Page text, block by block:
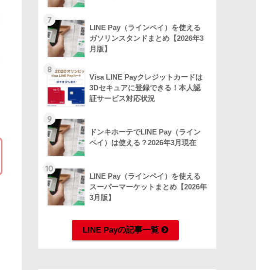
7
LINE Pay（ラインペイ）を使える
ガソリンスタンドまとめ【2026年3
月版】
8
Visa LINE Payクレジットカードは
3Dセキュアに登録できる！本人認
証サービス対応状況
9
ドンキホーテでLINE Pay（ライン
ペイ）は使える？2026年3月現在
10
LINE Pay（ラインペイ）を使える
スーパーマーケットまとめ【2026年
3月版】
LINE Payの記事一覧